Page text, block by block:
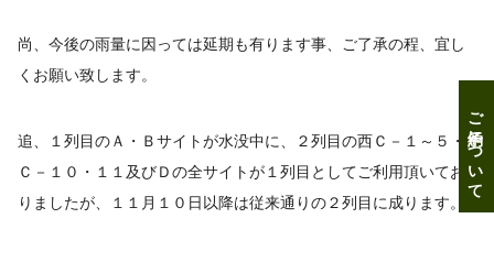
ご予約について
尚、今後の雨量に因っては延期も有ります事、ご了承の程、宜し
くお願い致します。
追、１列目のＡ・Ｂサイトが水没中に、２列目の西Ｃ－１～５・
Ｃ－１０・１１及びＤの全サイトが１列目としてご利用頂いてお
りましたが、１１月１０日以降は従来通りの２列目に成ります。